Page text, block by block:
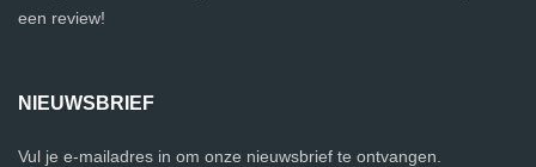
een review!
NIEUWSBRIEF
Vul je e-mailadres in om onze nieuwsbrief te ontvangen.